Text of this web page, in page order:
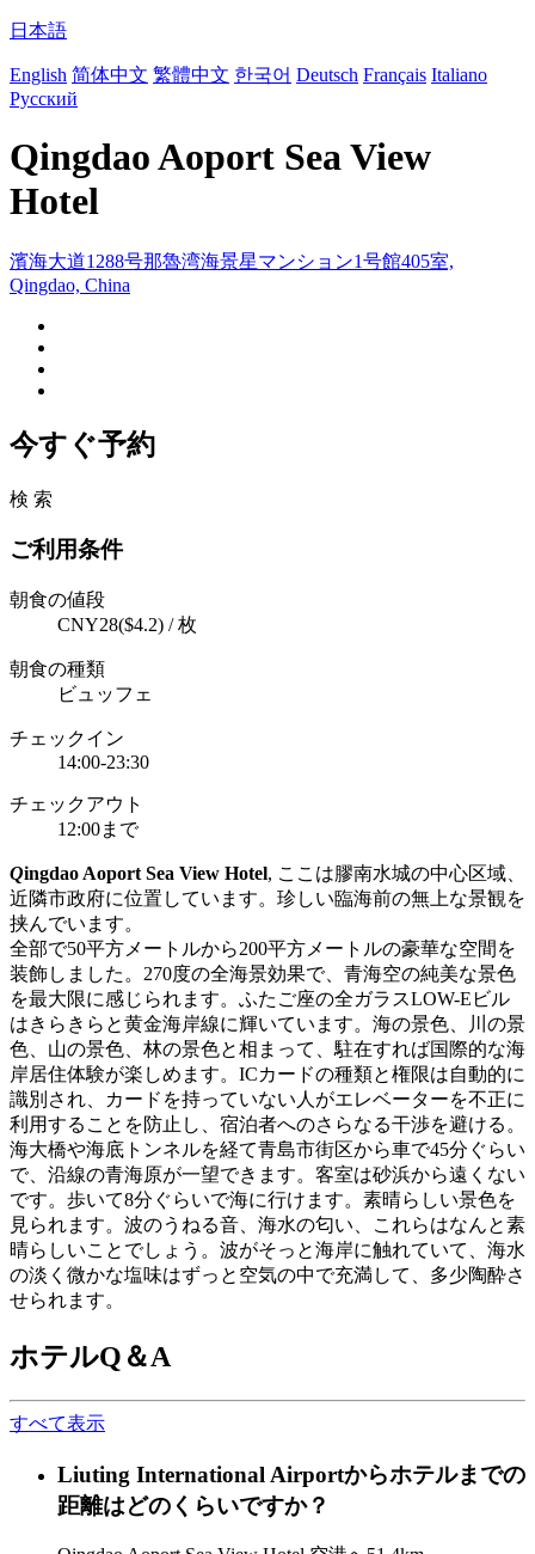
日本語
English 简体中文 繁體中文 한국어 Deutsch Français Italiano
Русский
Qingdao Aoport Sea View
Hotel
濱海大道1288号那魯湾海景星マンション1号館405室,
Qingdao, China
今すぐ予約
検 索
ご利用条件
朝食の値段
CNY28($4.2) / 枚
朝食の種類
ビュッフェ
チェックイン
14:00-23:30
チェックアウト
12:00まで
Qingdao Aoport Sea View Hotel, ここは膠南水城の中心区域、
近隣市政府に位置しています。珍しい臨海前の無上な景観を
挟んでいます。
全部で50平方メートルから200平方メートルの豪華な空間を
装飾しました。270度の全海景効果で、青海空の純美な景色
を最大限に感じられます。ふたご座の全ガラスLOW-Eビル
はきらきらと黄金海岸線に輝いています。海の景色、川の景
色、山の景色、林の景色と相まって、駐在すれば国際的な海
岸居住体験が楽しめます。ICカードの種類と権限は自動的に
識別され、カードを持っていない人がエレベーターを不正に
利用することを防止し、宿泊者へのさらなる干渉を避ける。
海大橋や海底トンネルを経て青島市街区から車で45分ぐらい
で、沿線の青海原が一望できます。客室は砂浜から遠くない
です。歩いて8分ぐらいで海に行けます。素晴らしい景色を
見られます。波のうねる音、海水の匂い、これらはなんと素
晴らしいことでしょう。波がそっと海岸に触れていて、海水
の淡く微かな塩味はずっと空気の中で充満して、多少陶酔さ
せられます。
ホテルQ＆A
すべて表示
Liuting International Airportからホテルまでの
距離はどのくらいですか？